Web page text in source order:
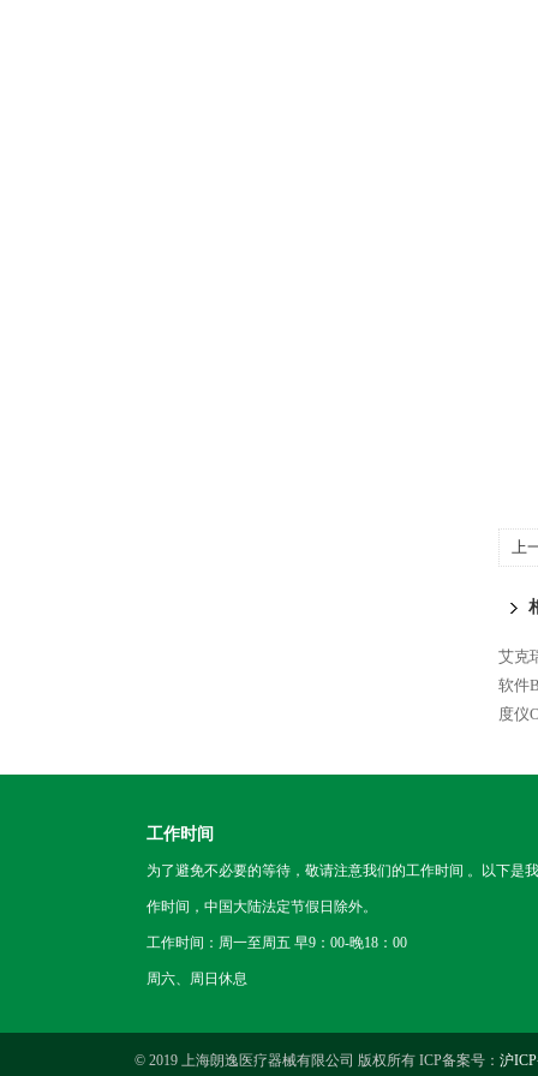
上
艾克
软件
度仪
工作时间
为了避免不必要的等待，敬请注意我们的工作时间 。以下是
作时间，中国大陆法定节假日除外。
工作时间：周一至周五 早9：00-晚18：00
周六、周日休息
© 2019 上海朗逸医疗器械有限公司 版权所有 ICP备案号： 沪